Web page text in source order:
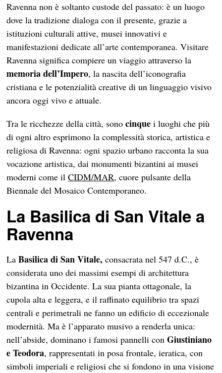
Ravenna non è soltanto custode del passato: è un luogo
dove la tradizione dialoga con il presente, grazie a
istituzioni culturali attive, musei innovativi e
manifestazioni dedicate all’arte contemporanea. Visitare
Ravenna significa compiere un viaggio attraverso la
memoria dell’Impero, la nascita dell’iconografia
cristiana e le potenzialità creative di un linguaggio visivo
ancora oggi vivo e attuale.
Tra le ricchezze della città, sonocinque i luoghi che più
di ogni altro esprimono la complessità storica, artistica e
religiosa di Ravenna: ogni spazio urbano racconta la sua
vocazione artistica, dai monumenti bizantini ai musei
moderni come ilCIDM/MAR, cuore pulsante della
Biennale del Mosaico Contemporaneo.
La Basilica di San Vitale a
Ravenna
LaBasilica di San Vitale, consacrata nel 547 d.C., è
considerata uno dei massimi esempi di architettura
bizantina in Occidente. La sua pianta ottagonale, la
cupola alta e leggera, e il raffinato equilibrio tra spazi
centrali e perimetrali ne fanno un edificio di eccezionale
modernità. Ma è l’apparato musivo a renderla unica:
nell’abside, dominano i famosi pannelli conGiustiniano
e Teodora, rappresentati in posa frontale, ieratica, con
simboli imperiali e religiosi che si fondono in una visione